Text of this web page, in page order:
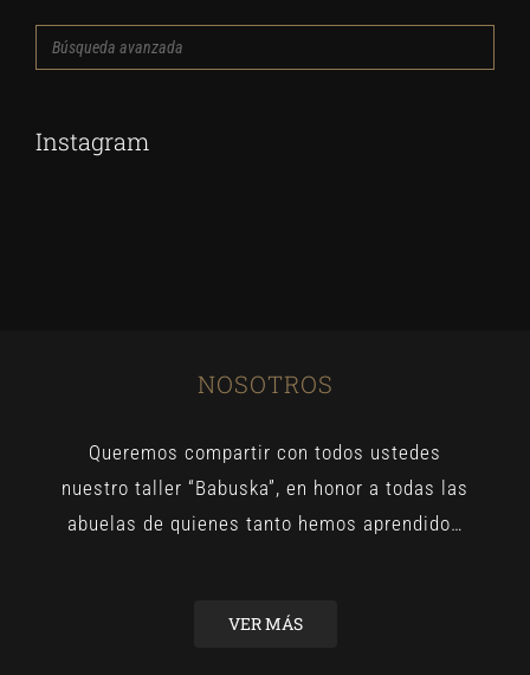
Búsqueda
avanzada
Instagram
NOSOTROS
Queremos compartir con todos ustedes
nuestro taller “Babuska”, en honor a todas las
abuelas de quienes tanto hemos aprendido…
VER MÁS